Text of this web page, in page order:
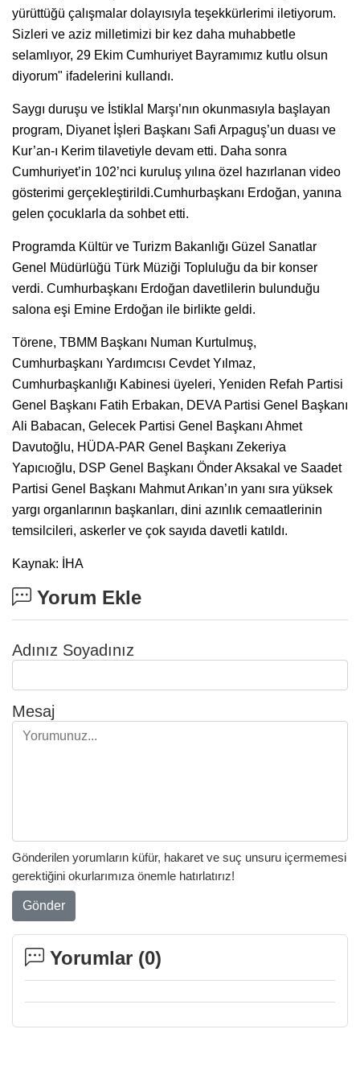
yürüttüğü çalışmalar dolayısıyla teşekkürlerimi iletiyorum.
Sizleri ve aziz milletimizi bir kez daha muhabbetle
selamlıyor, 29 Ekim Cumhuriyet Bayramımız kutlu olsun
diyorum" ifadelerini kullandı.
Saygı duruşu ve İstiklal Marşı’nın okunmasıyla başlayan
program, Diyanet İşleri Başkanı Safi Arpaguş’un duası ve
Kur’an-ı Kerim tilavetiyle devam etti. Daha sonra
Cumhuriyet’in 102’nci kuruluş yılına özel hazırlanan video
gösterimi gerçekleştirildi.Cumhurbaşkanı Erdoğan, yanına
gelen çocuklarla da sohbet etti.
Programda Kültür ve Turizm Bakanlığı Güzel Sanatlar
Genel Müdürlüğü Türk Müziği Topluluğu da bir konser
verdi. Cumhurbaşkanı Erdoğan davetlilerin bulunduğu
salona eşi Emine Erdoğan ile birlikte geldi.
Törene, TBMM Başkanı Numan Kurtulmuş,
Cumhurbaşkanı Yardımcısı Cevdet Yılmaz,
Cumhurbaşkanlığı Kabinesi üyeleri, Yeniden Refah Partisi
Genel Başkanı Fatih Erbakan, DEVA Partisi Genel Başkanı
Ali Babacan, Gelecek Partisi Genel Başkanı Ahmet
Davutoğlu, HÜDA-PAR Genel Başkanı Zekeriya
Yapıcıoğlu, DSP Genel Başkanı Önder Aksakal ve Saadet
Partisi Genel Başkanı Mahmut Arıkan’ın yanı sıra yüksek
yargı organlarının başkanları, dini azınlık cemaatlerinin
temsilcileri, askerler ve çok sayıda davetli katıldı.
Kaynak: İHA
Yorum Ekle
Adınız Soyadınız
Mesaj
Gönderilen yorumların küfür, hakaret ve suç unsuru içermemesi
gerektiğini okurlarımıza önemle hatırlatırız!
Gönder
Yorumlar (0)